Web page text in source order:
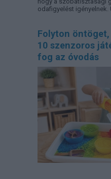
odafigyelést igényelnek.
Folyton
10 szenzoros
fog az óvodás